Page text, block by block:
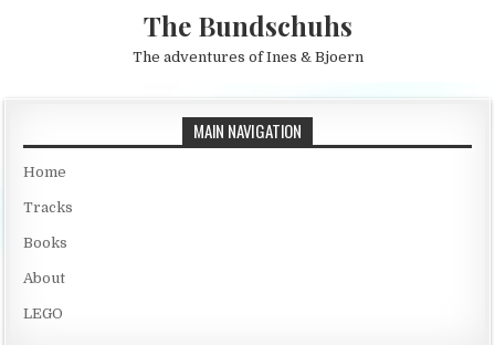
The Bundschuhs
The adventures of Ines & Bjoern
MAIN NAVIGATION
Home
Tracks
Books
About
LEGO